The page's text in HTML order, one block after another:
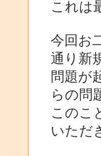
これは
今回お
通り新
問題が
らの問
このこ
いただ